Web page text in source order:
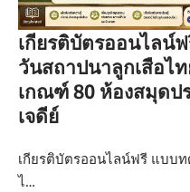
เกียรติบัตรออนไลน์
วันสถาปนาลูกเสือไ
เกณฑ์ 80 ห้องสมุดป
เจดีย์
เกียรติบัตรออนไลน์ฟรี แบบ
ไ…